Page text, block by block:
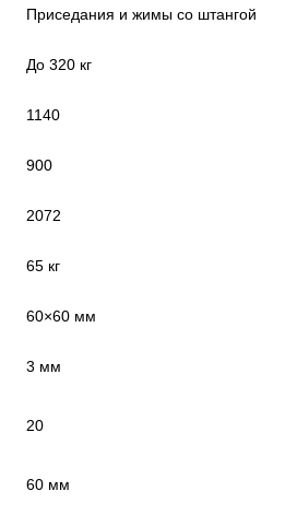
Приседания и жимы со штангой
До 320 кг
1140
900
2072
65 кг
60×60 мм
3 мм
20
60 мм